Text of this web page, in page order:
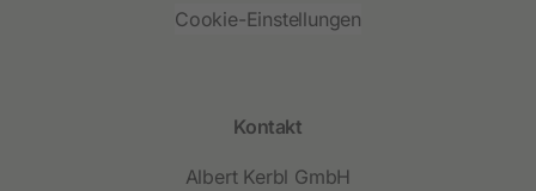
Cookie-Einstellungen
Kontakt
Albert Kerbl GmbH